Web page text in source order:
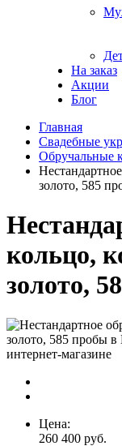
На заказ
Акции
Блог
Главная
Свадебные
Обручальные
золото, 585
кольцо,
золото,
Цена:
260 400 руб.